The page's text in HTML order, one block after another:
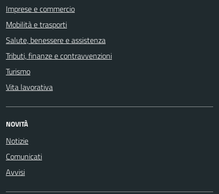
Imprese e commercio
Mobilità e trasporti
Salute, benessere e assistenza
Tributi, finanze e contravvenzioni
Turismo
Vita lavorativa
NOVITÀ
Notizie
Comunicati
Avvisi